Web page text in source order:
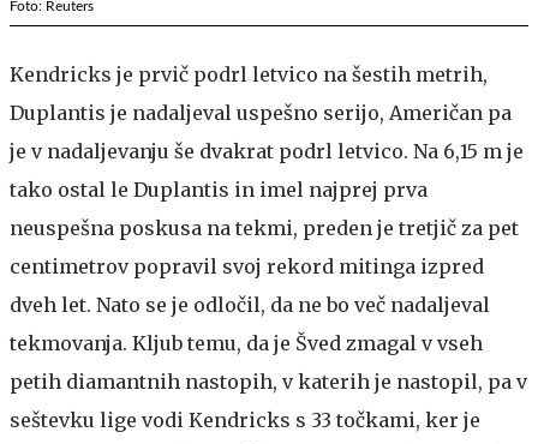
Foto: Reuters
Kendricks je prvič podrl letvico na šestih metrih,
Duplantis je nadaljeval uspešno serijo, Američan pa
je v nadaljevanju še dvakrat podrl letvico. Na 6,15 m je
tako ostal le Duplantis in imel najprej prva
neuspešna poskusa na tekmi, preden je tretjič za pet
centimetrov popravil svoj rekord mitinga izpred
dveh let. Nato se je odločil, da ne bo več nadaljeval
tekmovanja. Kljub temu, da je Šved zmagal v vseh
petih diamantnih nastopih, v katerih je nastopil, pa v
seštevku lige vodi Kendricks s 33 točkami, ker je